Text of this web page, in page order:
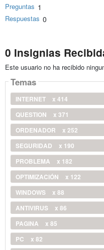
Preguntas 1
Respuestas 0
0 Insignias
Este usuario no ha recibido
Temas
INTERNET
x 414
QUESTION
x 371
ORDENADOR
x 252
SEGURIDAD
x 190
PROBLEMA
x 182
OPTIMIZACIÓN
x 122
WINDOWS
x 88
ANTIVIRUS
x 86
PAGINA
x 85
PC
x 82